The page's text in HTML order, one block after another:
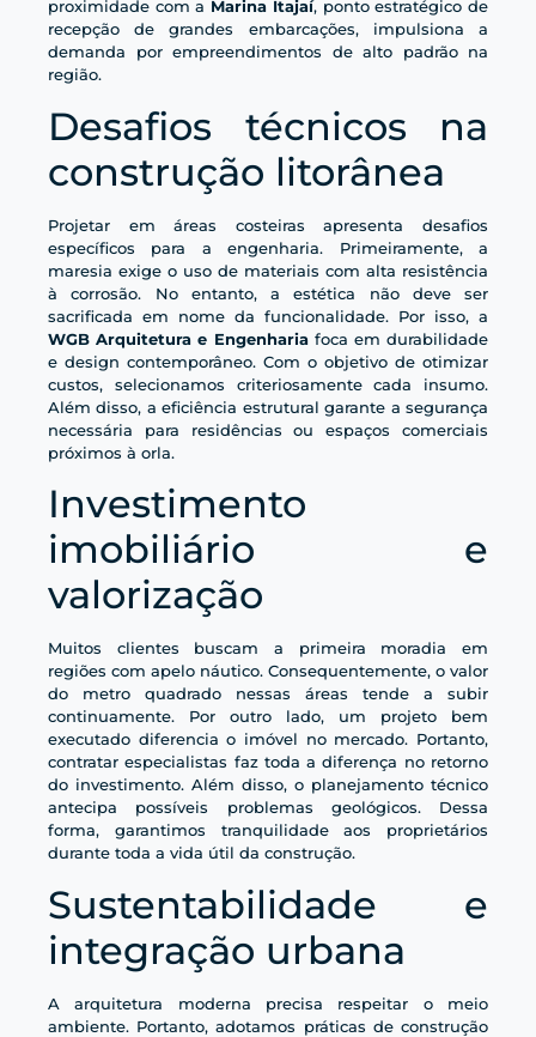
proximidade com a Marina Itajaí, ponto estratégico de
recepção de grandes embarcações, impulsiona a
demanda por empreendimentos de alto padrão na
região.
Desafios técnicos na
construção litorânea
Projetar em áreas costeiras apresenta desafios
específicos para a engenharia. Primeiramente, a
maresia exige o uso de materiais com alta resistência
à corrosão. No entanto, a estética não deve ser
sacrificada em nome da funcionalidade. Por isso, a
WGB Arquitetura e Engenhariafoca em durabilidade
e design contemporâneo. Com o objetivo de otimizar
custos, selecionamos criteriosamente cada insumo.
Além disso, a eficiência estrutural garante a segurança
necessária para residências ou espaços comerciais
próximos à orla.
Investimento
imobiliário e
valorização
Muitos clientes buscam a primeira moradia em
regiões com apelo náutico. Consequentemente, o valor
do metro quadrado nessas áreas tende a subir
continuamente. Por outro lado, um projeto bem
executado diferencia o imóvel no mercado. Portanto,
contratar especialistas faz toda a diferença no retorno
do investimento. Além disso, o planejamento técnico
antecipa possíveis problemas geológicos. Dessa
forma, garantimos tranquilidade aos proprietários
durante toda a vida útil da construção.
Sustentabilidade e
integração urbana
A arquitetura moderna precisa respeitar o meio
ambiente. Portanto, adotamos práticas de construção